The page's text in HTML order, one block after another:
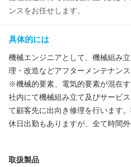
ンスをお任せします。
具体的には
機械エンジニアとして、機械組み
理・改造などアフターメンテナンス
※機械的要素、電気的要素が混在
社内にて機械組み立て及びサービ
て顧客先に出向き修理を行います
休日出勤もありますが、全て時間外
取扱製品